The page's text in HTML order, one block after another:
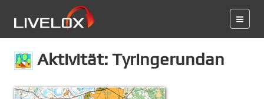
Aktivität: Tyringerundan